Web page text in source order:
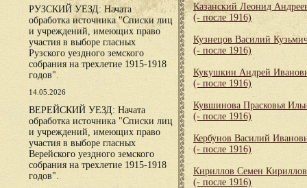
РУЗСКИЙ УЕЗД: Начата
обработка источника "Списки лиц
и учреждений, имеющих право
участия в выборе гласных
Рузского уездного земского
собрания на трехлетие 1915-1918
годов".
14.05.2026
ВЕРЕЙСКИЙ УЕЗД: Начата
обработка источника "Списки лиц
и учреждений, имеющих право
участия в выборе гласных
Верейского уездного земского
собрания на трехлетие 1915-1918
годов".
Казанский Леонид
(- после 1916)
Кузнецов Василий
(- после 1916)
Кукушкин Андрей
(- после 1916)
Кувшинова Прасковья
(- после 1916)
Кербунов Василий
(- после 1916)
Кириллов Семен
(- после 1916)